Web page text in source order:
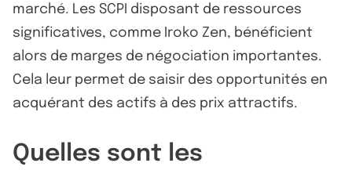
marché. Les SCPI disposant de ressources
significatives, comme Iroko Zen, bénéficient
alors de marges de négociation importantes.
Cela leur permet de saisir des opportunités en
acquérant des actifs à des prix attractifs.
Quelles sont les